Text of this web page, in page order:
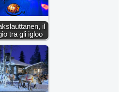
il
tra gli igloo